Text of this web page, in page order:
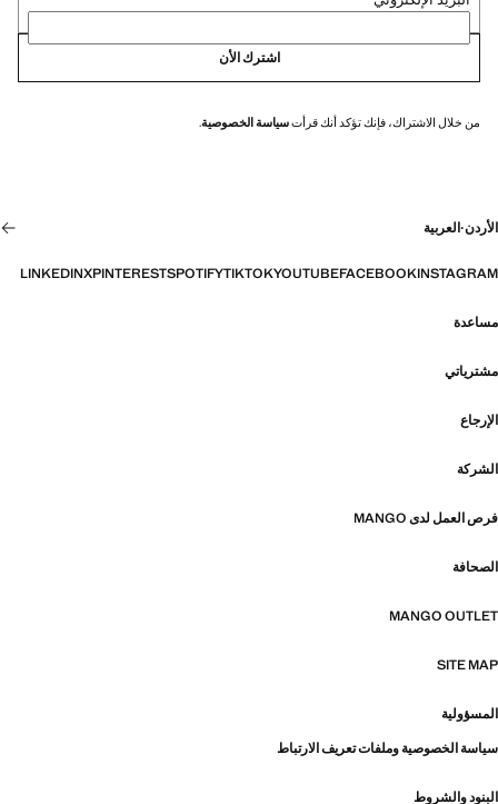
اشترك الأن
من خلال الاشتراك، فإنك تؤكد أنك قرأتسياسة الخصوصية.
الأردن·العربية
INSTAGRAM
FACEBOOK
YOUTUBE
TIKTOK
SPOTIFY
PINTEREST
X
LINKEDIN
مساعدة
مشترياتي
الإرجاع
الشركة
فرص العمل لدى MANGO
الصحافة
MANGO OUTLET
SITE MAP
المسؤولية
سياسة الخصوصية وملفات تعريف الارتباط
البنود والشروط